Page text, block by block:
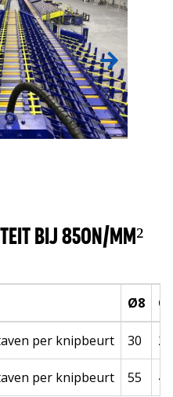
BIJ 850N/MM²
Ø8
per knipbeurt 30 28
per knipbeurt 55 46